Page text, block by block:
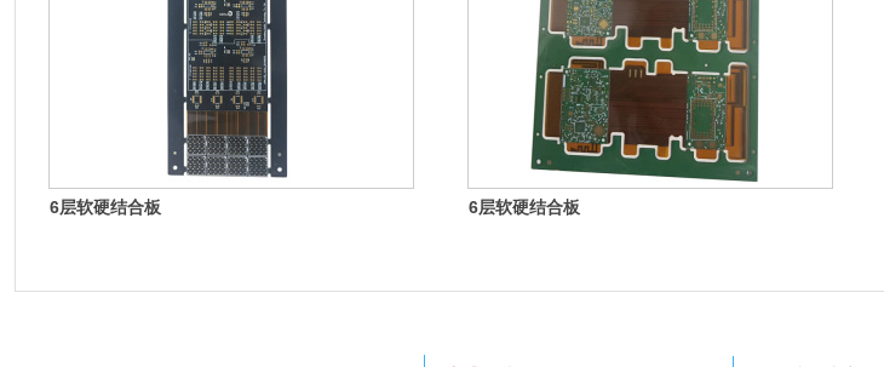
6层软硬结合板 6层软硬结合板